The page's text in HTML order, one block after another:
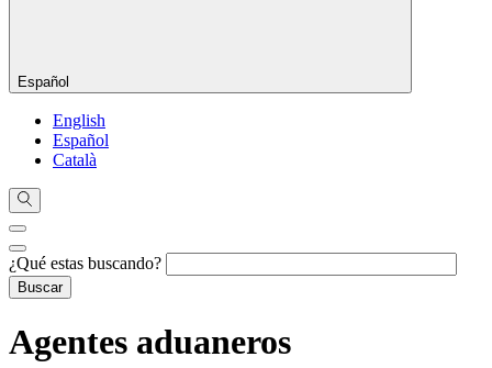
Español
English
Español
Català
¿Qué estas buscando?
Agentes aduaneros